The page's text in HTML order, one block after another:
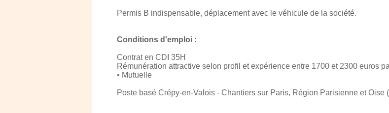
Permis B indispensable, déplacement avec le véhicule de la société.
Conditions d'emploi :
Contrat en CDI 35H
Rémunération attractive selon profil et expérience entre 1700 et 2300 euros
• Mutuelle
Poste basé Crépy-en-Valois - Chantiers sur Paris, Région Parisienne et Oise